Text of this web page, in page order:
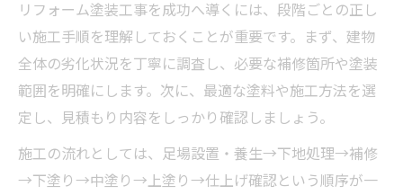
リフォームで変わる外壁塗装の選び方
塗装工事を活かす外壁リフォームの極意
耐久性高めるリフォームの秘訣
リフォームで住まいの耐久性を強化する方
法
塗装工事とリフォームで長寿命を実現する
秘訣
リフォーム塗装工事を成功へ導くには、段階ごとの正し
い施工手順を理解しておくことが重要です。まず、建物
全体の劣化状況を丁寧に調査し、必要な補修箇所や塗装
範囲を明確にします。次に、最適な塗料や施工方法を選
定し、見積もり内容をしっかり確認しましょう。
施工の流れとしては、足場設置・養生→下地処理→補修
→下塗り→中塗り→上塗り→仕上げ確認という順序が一